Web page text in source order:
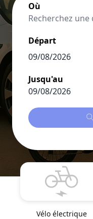
Où
Départ
Jusqu'au
Vélo électrique